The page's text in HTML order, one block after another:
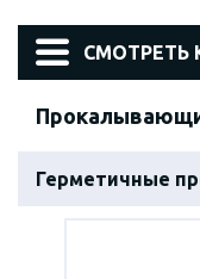
СМОТРЕТЬ
Герметичные